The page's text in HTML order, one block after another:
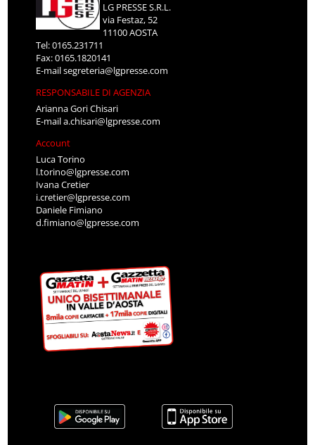
LG PRESSE S.R.L.
via Festaz, 52
11100 AOSTA
Tel: 0165.231711
Fax: 0165.1820141
E-mailsegreteria@lgpresse.com
RESPONSABILE DI AGENZIA
Arianna Gori Chisari
E-maila.chisari@lgpresse.com
Account
Luca Torino
l.torino@lgpresse.com
Ivana Cretier
i.cretier@lgpresse.com
Daniele Fimiano
d.fimiano@lgpresse.com